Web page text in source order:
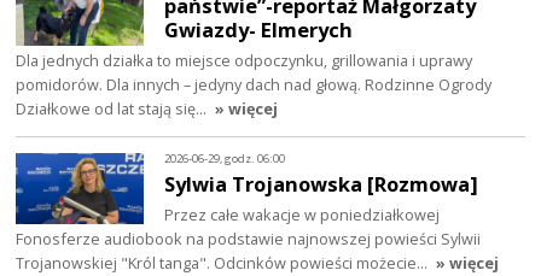
państwie”-reportaż Małgorzaty
Gwiazdy- Elmerych
Dla jednych działka to miejsce odpoczynku, grillowania i uprawy
pomidorów. Dla innych – jedyny dach nad głową. Rodzinne Ogrody
Działkowe od lat stają się… » więcej
2026-06-29, godz. 06:00
Sylwia Trojanowska [Rozmowa]
Przez całe wakacje w poniedziałkowej
Fonosferze audiobook na podstawie najnowszej powieści Sylwii
Trojanowskiej "Król tanga". Odcinków powieści możecie… » więcej